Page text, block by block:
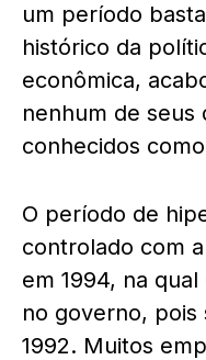
um período
histórico da
econômica,
nenhum de seus
conhecidos
O período de
controlado com
em 1994, na
no governo,
1992. Muitos